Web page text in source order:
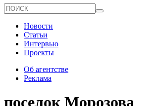
Новости
Статьи
Интервью
Проекты
Об агентстве
Реклама
поселок Морозова